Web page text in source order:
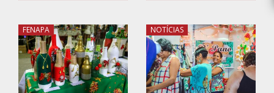
FENAPA NOTÍCIAS